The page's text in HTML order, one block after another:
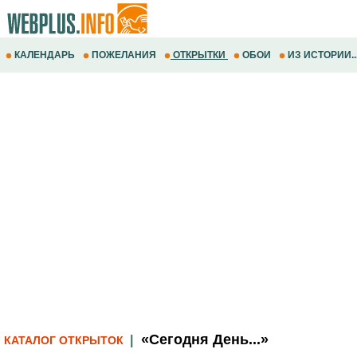
КАЛЕНДАРЬ ПОЖЕЛАНИЯ ОТКРЫТКИ ОБОИ ИЗ
КАТАЛОГ ОТКРЫТОК «Сегодня День...»